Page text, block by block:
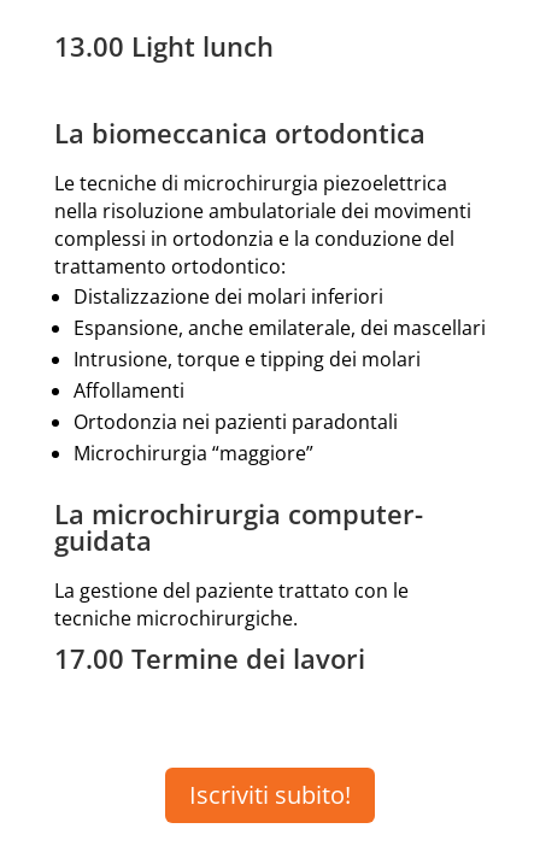
13.00 Light lunch
La biomeccanica ortodontica
Le tecniche di microchirurgia piezoelettrica
nella risoluzione ambulatoriale dei movimenti
complessi in ortodonzia e la conduzione del
trattamento ortodontico:
Distalizzazione dei molari inferiori
Espansione, anche emilaterale, dei mascellari
Intrusione, torque e tipping dei molari
Affollamenti
Ortodonzia nei pazienti paradontali
Microchirurgia “maggiore”
La microchirurgia computer-
guidata
La gestione del paziente trattato con le
tecniche microchirurgiche.
17.00 Termine dei lavori
Iscriviti subito!